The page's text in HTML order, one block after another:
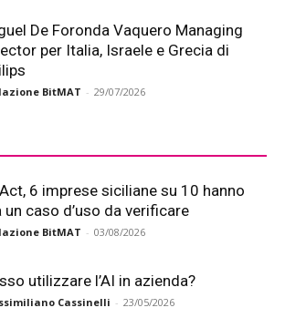
De Foronda Vaquero Managing
per Italia, Israele e Grecia di
BitMAT - 29/07/2026
6 imprese siciliane su 10 hanno
un caso d’uso da verificare
BitMAT - 03/08/2026
utilizzare l’AI in azienda?
Cassinelli - 23/05/2026